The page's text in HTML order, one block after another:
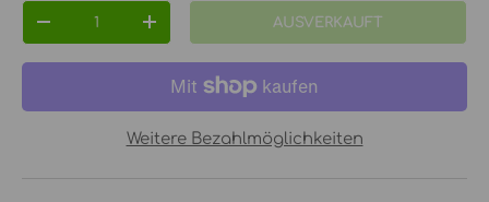
Anzahl
MENGE VERRINGERNMENGE ERHÖHENAUSVERKAUFT
Weitere Bezahlmöglichkeiten